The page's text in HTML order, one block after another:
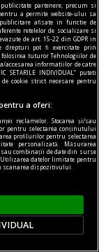
ntregul
partenere, precum si
a permite website-ului sa
afisate in functie de
retelelor de socializare si
de art. 15-22 din GDPR in
drepturi pot fi exercitate prin
folosirea tuturor Tehnologiilor de
accesarea informatiilor de catre
SETARILE INDIVIDUAL” puteti
cookie strict necesare pentru
a oferi:
reclamelor. Stocarea și/sau
pentru selectarea conținutului
profilurilor pentru selectarea
personalizată. Măsurarea
combinații de date din surse
datelor limitate pentru
scanarea dispozitivului.